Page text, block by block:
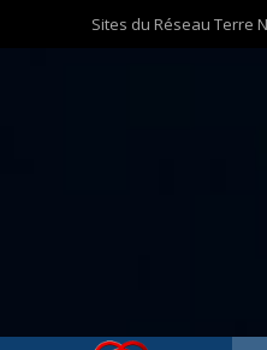
Sites du Réseau Terre